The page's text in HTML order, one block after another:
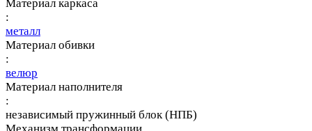
Материал каркаса
:
металл
Материал обивки
:
велюр
Материал наполнителя
:
независимый пружинный блок (НПБ)